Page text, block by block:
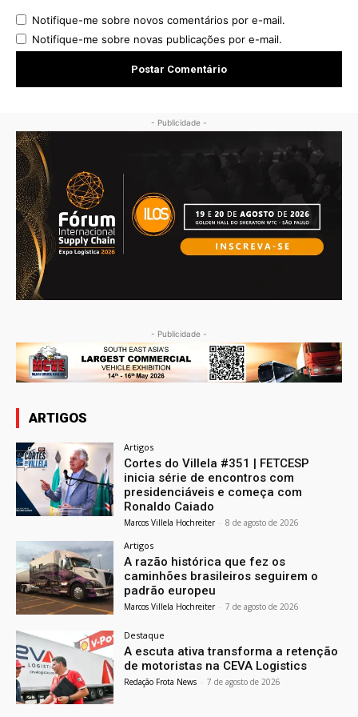
Notifique-me sobre novos comentários por e-mail.
Notifique-me sobre novas publicações por e-mail.
- Publicidade -
- Publicidade -
ARTIGOS
Artigos
Cortes do Villela #351 | FETCESP
inicia série de encontros com
presidenciáveis e começa com
Ronaldo Caiado
Marcos Villela Hochreiter - 8 de agosto de 2026
Artigos
A razão histórica que fez os
caminhões brasileiros seguirem o
padrão europeu
Marcos Villela Hochreiter - 7 de agosto de 2026
Destaque
A escuta ativa transforma a retenção
de motoristas na CEVA Logistics
Redação Frota News - 7 de agosto de 2026